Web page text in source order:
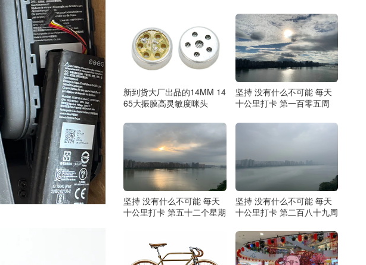
新到货大厂出品的14MM 14
65大振膜高灵敏度咪头
坚持 没有什么不可能 毎天
十公里打卡 第一百零五周
坚持 没有什么不可能 毎天
十公里打卡 第五十二个星期
坚持 没有什么不可能 毎天
十公里打卡 第二百八十九周